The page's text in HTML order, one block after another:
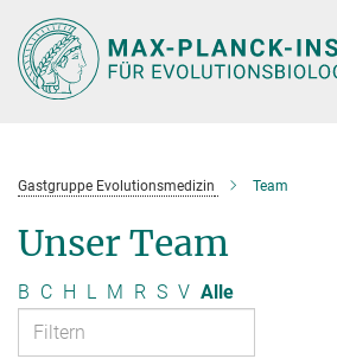
Hauptinhalt
Gastgruppe Evolutionsmedizin Team
Unser Team
B C H L M R S V Alle